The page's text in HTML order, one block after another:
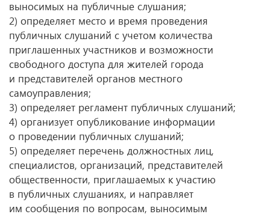
выносимых на публичные слушания;
2) определяет место и время проведения
публичных слушаний с учетом количества
приглашенных участников и возможности
свободного доступа для жителей города
и представителей органов местного
самоуправления;
3) определяет регламент публичных слушаний;
4) организует опубликование информации
о проведении публичных слушаний;
5) определяет перечень должностных лиц,
специалистов, организаций, представителей
общественности, приглашаемых к участию
в публичных слушаниях, и направляет
им сообщения по вопросам, выносимым